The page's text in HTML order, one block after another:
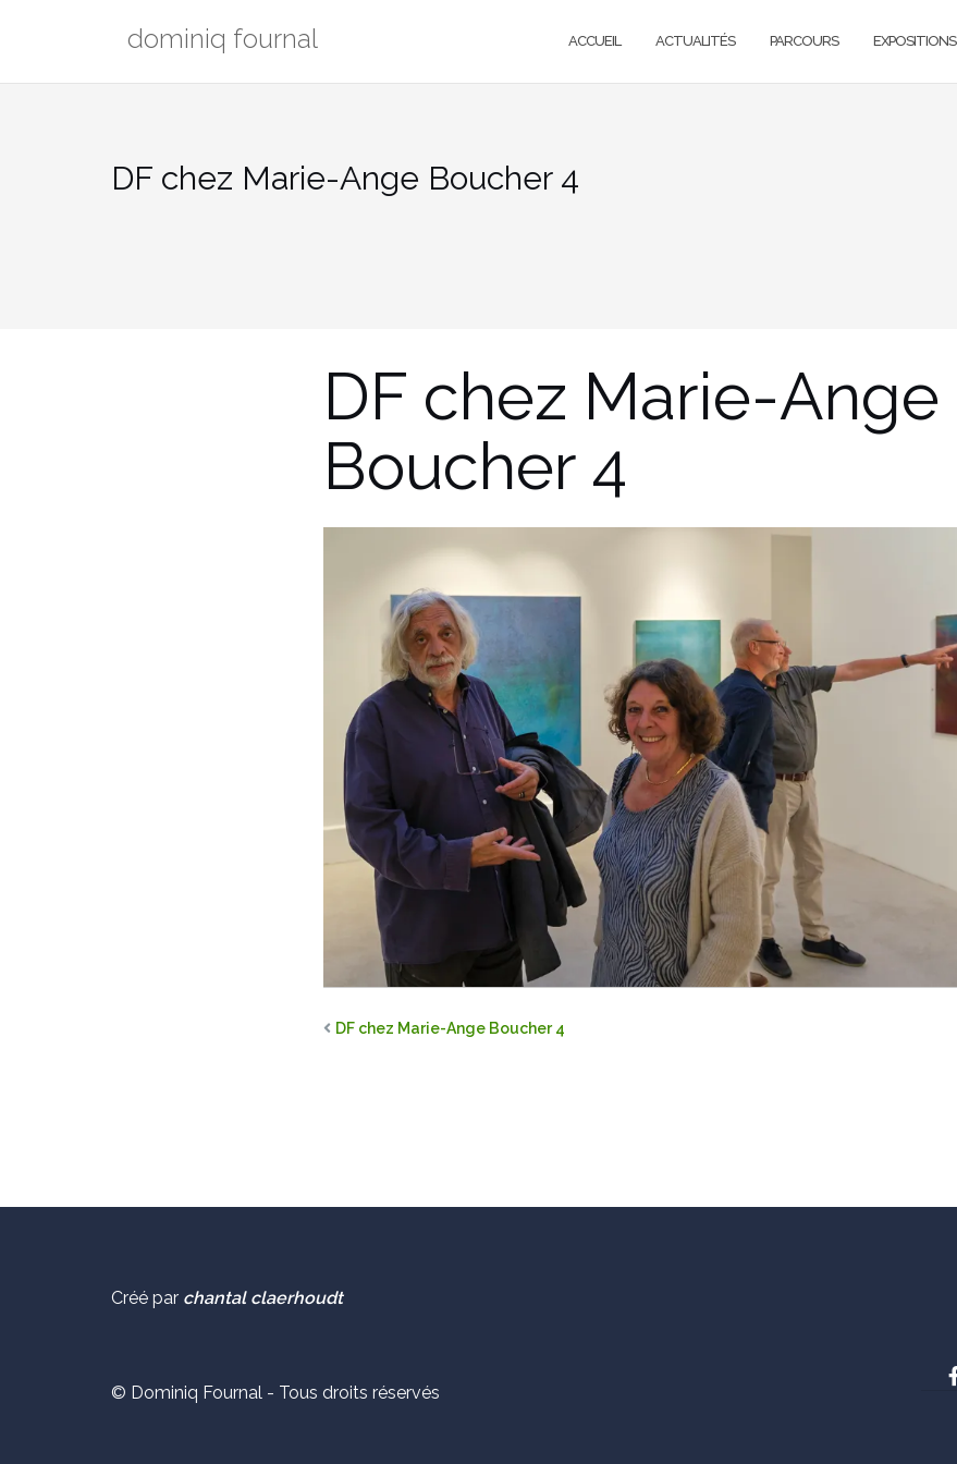
dominiq fournal ACCUEIL ACTUALITÉS PARCOURS EXPOSITIONS
DF chez Marie-Ange Boucher 4
DF chez Marie-Ange
Boucher 4
DF chez Marie-Ange Boucher 4
Créé par chantal claerhoudt
© Dominiq Fournal - Tous droits réservés